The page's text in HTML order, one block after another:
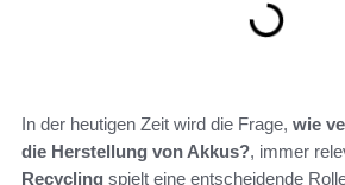
In der heutigen Zeit wird die Frage, wie
die Herstellung von Akkus?, immer
Recycling spielt eine entscheidende